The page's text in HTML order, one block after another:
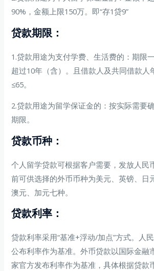
90%，金额上限150万。即“存1贷9”
贷款期限：
1.贷款用途为支付学费、生活费的：期限
超过10年（含）。且借款人及共同借款人
≤65。
2.贷款用途为留学保证金的：按实际需要
期限。
贷款币种：
个人留学贷款可根据客户需要，发放人民
前可供选择的外币币种为美元、英镑、日
澳元、加元七种。
贷款利率：
贷款利率采用“基准+浮动/加点”方式。人
公布利率作为基准。外币贷款以国际金融
家官方发布利率作为基准，具体根据贷款